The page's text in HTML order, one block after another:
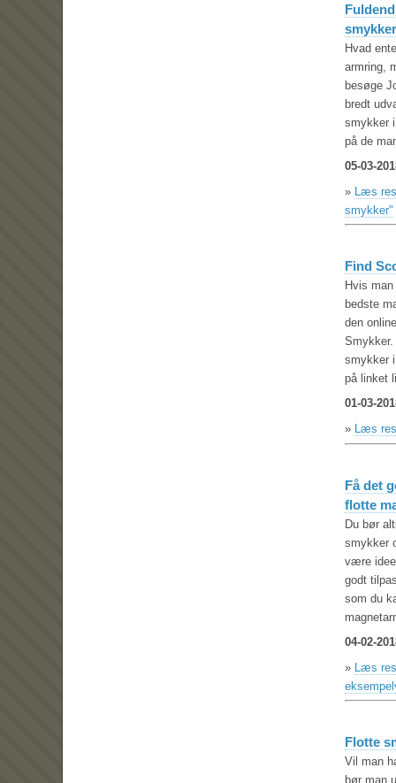
smykker
Hvad
armring,
besøge
bredt
smykker
på de
05-03-
» Læs
smykker"
Find
Hvis
bedste
den
Smykker.
smykker
på linket
01-03-
» Læs
Få det
flotte
Du bør
smykker
være
godt
som du
04-02-
» Læs
Flotte
Vil man
bør man